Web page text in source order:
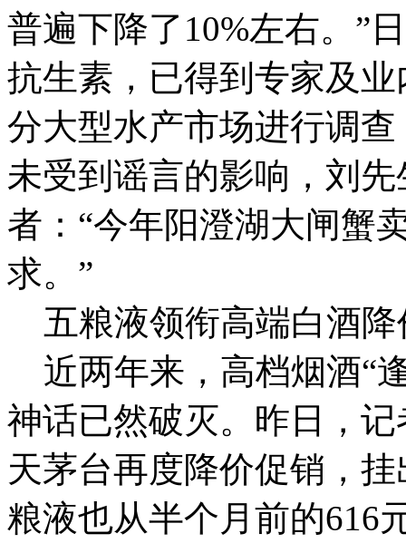
普遍下降了10%左右。”
抗生素，已得到专家及
分大型水产市场进行调
未受到谣言的影响，刘
者：“今年阳澄湖大闸蟹
求。”
五粮液领衔高端白酒降
近两年来，高档烟酒“
神话已然破灭。昨日，
天茅台再度降价促销，
粮液也从半个月前的616